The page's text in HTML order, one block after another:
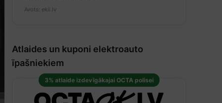
Avots: ekii.lv
Atlaides un kuponi elektroauto
īpašniekiem
3% atlaide izdevīgākajai OCTA polisei